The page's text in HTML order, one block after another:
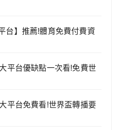
台】推薦!體育免費付費資
平台優缺點一次看!免費世
平台免費看!世界盃轉播要